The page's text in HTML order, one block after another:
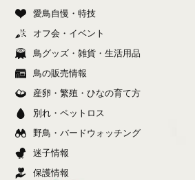
愛鳥自慢・特技
オフ会・イベント
鳥グッズ・雑貨・生活用品
鳥の販売情報
産卵・繁殖・ひなの育て方
別れ・ペットロス
野鳥・バードウォッチング
迷子情報
保護情報